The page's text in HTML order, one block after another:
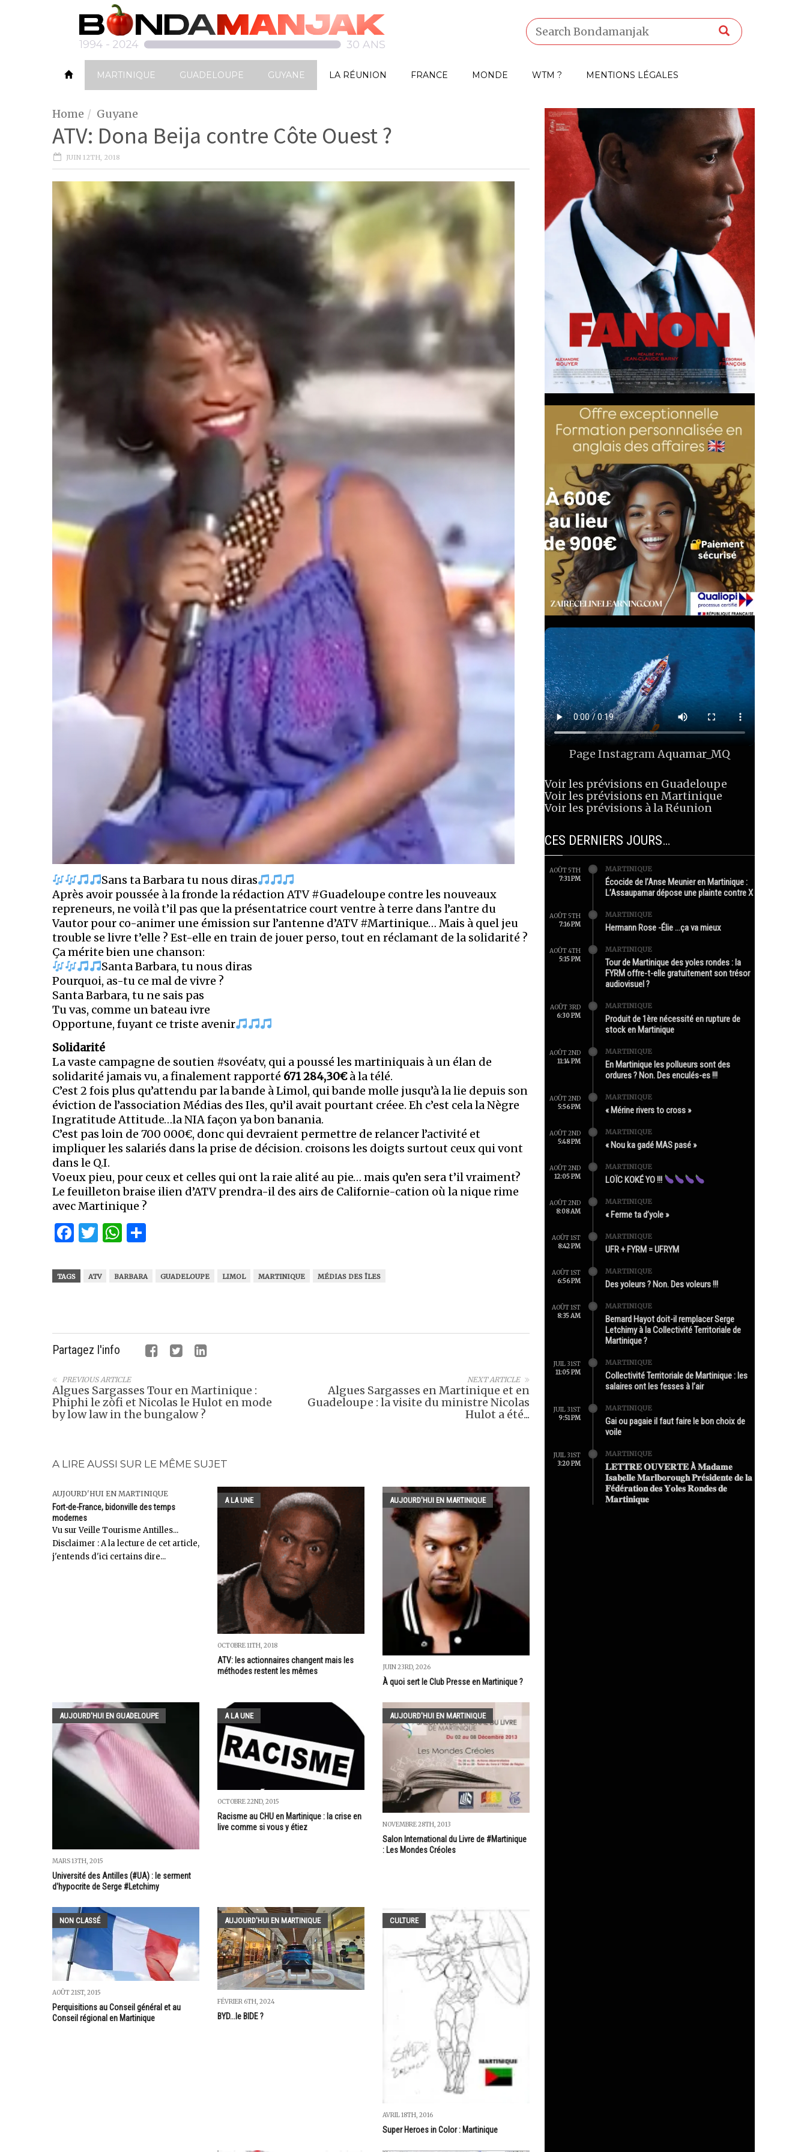
MARTINIQUE GUADELOUPE GUYANE LA RÉUNION FRANCE MONDE WTM ? MENTIONS LÉGALES
Home Guyane
ATV: Dona Beija contre Côte Ouest ?
JUIN 12TH, 2018
Sans ta Barbara tu nous diras
Après avoir poussée à la fronde la rédaction ATV #Guadeloupe contre les nouveaux
repreneurs, ne voilà t’il pas que la présentatrice court ventre à terre dans l’antre du
Vautor pour co-animer une émission sur l’antenne d’ATV #Martinique… Mais à quel jeu
trouble se livre t’elle ? Est-elle en train de jouer perso, tout en réclamant de la solidarité ?
Ça mérite bien une chanson:
Santa Barbara, tu nous diras
Pourquoi, as-tu ce mal de vivre ?
Santa Barbara, tu ne sais pas
Tu vas, comme un bateau ivre
Opportune, fuyant ce triste avenir
Solidarité
La vaste campagne de soutien #sovéatv, qui a poussé les martiniquais à un élan de
solidarité jamais vu, a finalement rapporté 671 284,30€à la télé.
C’est 2 fois plus qu’attendu par la bande à Limol, qui bande molle jusqu’à la lie depuis son
éviction de l’association Médias des Iles, qu’il avait pourtant créee. Eh c’est cela la Nègre
Ingratitude Attitude…la NIA façon ya bon banania.
C’est pas loin de 700 000€, donc qui devraient permettre de relancer l’activité et
impliquer les salariés dans la prise de décision. croisons les doigts surtout ceux qui vont
dans le Q.I.
Voeux pieu, pour ceux et celles qui ont la raie alité au pie… mais qu’en sera t’il vraiment?
Le feuilleton braise ilien d’ATV prendra-il des airs de Californie-cation où la nique rime
avec Martinique ?
Facebook
Twitter
WhatsApp
TAGS ATV BARBARA GUADELOUPE LIMOL MARTINIQUE MÉDIAS DES ÎLES
Partagez l'info
NEXT ARTICLE
Algues Sargasses en Martinique et en
Guadeloupe : la visite du ministre Nicolas
Hulot a été...
PREVIOUS ARTICLE
Algues Sargasses Tour en Martinique :
Phiphi le zòfi et Nicolas le Hulot en mode
by low law in the bungalow ?
A LIRE AUSSI SUR LE MÊME SUJET
AUJOURD'HUI EN MARTINIQUE
Fort-de-France, bidonville des temps
modernes
Vu sur Veille Tourisme Antilles...
Disclaimer : A la lecture de cet article,
j'entends d'ici certains dire...
A LA UNE
OCTOBRE 11TH, 2018
ATV: les actionnaires changent mais les
méthodes restent les mêmes
AUJOURD'HUI EN MARTINIQUE
JUIN 23RD, 2026
À quoi sert le Club Presse en Martinique ?
AUJOURD'HUI EN GUADELOUPE
MARS 13TH, 2015
Université des Antilles (#UA) : le serment
d'hypocrite de Serge #Letchimy
A LA UNE
OCTOBRE 22ND, 2015
Racisme au CHU en Martinique : la crise en
live comme si vous y étiez
AUJOURD'HUI EN MARTINIQUE
NOVEMBRE 28TH, 2013
Salon International du Livre de #Martinique
: Les Mondes Créoles
NON CLASSÉ
AOÛT 21ST, 2015
Perquisitions au Conseil général et au
Conseil régional en Martinique
AUJOURD'HUI EN MARTINIQUE
FÉVRIER 6TH, 2024
BYD...le BIDE ?
CULTURE
AVRIL 18TH, 2016
Super Heroes in Color : Martinique
Page InstagramAquamar_MQ
Voir les prévisions en Guadeloupe
Voir les prévisions en Martinique
Voir les prévisions à la Réunion
CES DERNIERS JOURS…
AOÛT 5TH
7:31 PM
MARTINIQUE
Écocide de l’Anse Meunier en Martinique :
L’Assaupamar dépose une plainte contre X
AOÛT 5TH
7:16 PM
MARTINIQUE
Hermann Rose -Élie …ça va mieux
AOÛT 4TH
5:15 PM
MARTINIQUE
Tour de Martinique des yoles rondes : la
FYRM offre-t-elle gratuitement son trésor
audiovisuel ?
AOÛT 3RD
6:30 PM
MARTINIQUE
Produit de 1ère nécessité en rupture de
stock en Martinique
AOÛT 2ND
11:14 PM
MARTINIQUE
En Martinique les pollueurs sont des
ordures ? Non. Des enculés-es !!!
AOÛT 2ND
5:56 PM
MARTINIQUE
« Mérine rivers to cross »
AOÛT 2ND
5:48 PM
MARTINIQUE
« Nou ka gadé MAS pasé »
AOÛT 2ND
12:05 PM
MARTINIQUE
LOÏC KOKÉ YO !!!
AOÛT 2ND
8:08 AM
MARTINIQUE
« Ferme ta d’yole »
AOÛT 1ST
8:42 PM
MARTINIQUE
UFR + FYRM = UFRYM
AOÛT 1ST
6:56 PM
MARTINIQUE
Des yoleurs ? Non. Des voleurs !!!
AOÛT 1ST
8:35 AM
MARTINIQUE
Bernard Hayot doit-il remplacer Serge
Letchimy à la Collectivité Territoriale de
Martinique ?
JUIL 31ST
11:05 PM
MARTINIQUE
Collectivité Territoriale de Martinique : les
salaires ont les fesses à l’air
JUIL 31ST
9:51 PM
MARTINIQUE
Gai ou pagaie il faut faire le bon choix de
voile
JUIL 31ST
3:20 PM
MARTINIQUE
𝐋𝐄𝐓𝐓𝐑𝐄 𝐎𝐔𝐕𝐄𝐑𝐓𝐄 À 𝐌𝐚𝐝𝐚𝐦𝐞
𝐈𝐬𝐚𝐛𝐞𝐥𝐥𝐞 𝐌𝐚𝐫𝐥𝐛𝐨𝐫𝐨𝐮𝐠𝐡 𝐏𝐫é𝐬𝐢𝐝𝐞𝐧𝐭𝐞 𝐝𝐞 𝐥𝐚
𝐅é𝐝é𝐫𝐚𝐭𝐢𝐨𝐧 𝐝𝐞𝐬 𝐘𝐨𝐥𝐞𝐬 𝐑𝐨𝐧𝐝𝐞𝐬 𝐝𝐞
𝐌𝐚𝐫𝐭𝐢𝐧𝐢𝐪𝐮𝐞